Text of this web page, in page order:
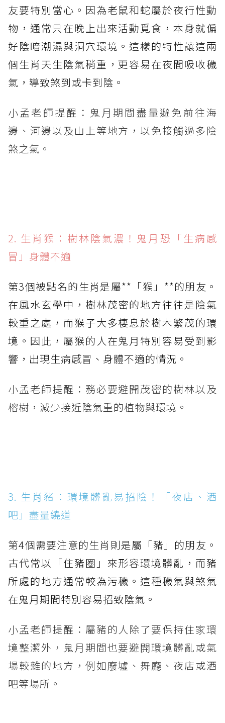
友要特別當心。因為老鼠和蛇屬於夜行性動
物，通常只在晚上出來活動覓食，本身就偏
好陰暗潮濕與洞穴環境。這樣的特性讓這兩
個生肖天生陰氣稍重，更容易在夜間吸收穢
氣，導致煞到或卡到陰。
小孟老師提醒：鬼月期間盡量避免前往海
邊、河邊以及山上等地方，以免接觸過多陰
煞之氣。
2. 生肖猴：樹林陰氣濃！鬼月恐「生病感
冒」身體不適
第3個被點名的生肖是屬**「猴」**的朋友。
在風水玄學中，樹林茂密的地方往往是陰氣
較重之處，而猴子大多棲息於樹木繁茂的環
境。因此，屬猴的人在鬼月特別容易受到影
響，出現生病感冒、身體不適的情況。
小孟老師提醒：務必要避開茂密的樹林以及
榕樹，減少接近陰氣重的植物與環境。
3. 生肖豬：環境髒亂易招陰！「夜店、酒
吧」盡量繞道
第4個需要注意的生肖則是屬「豬」的朋友。
古代常以「住豬圈」來形容環境髒亂，而豬
所處的地方通常較為污穢。這種穢氣與煞氣
在鬼月期間特別容易招致陰氣。
小孟老師提醒：屬豬的人除了要保持住家環
境整潔外，鬼月期間也要避開環境髒亂或氣
場較雜的地方，例如廢墟、舞廳、夜店或酒
吧等場所。